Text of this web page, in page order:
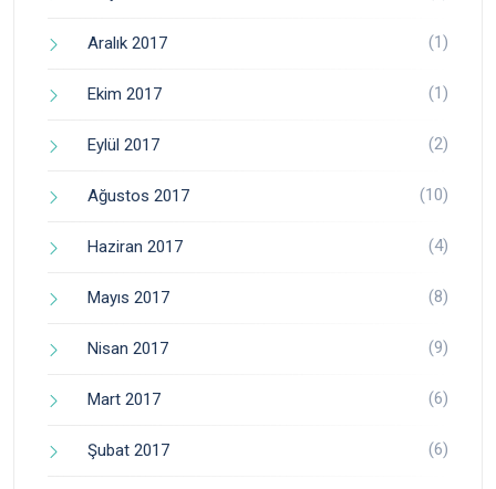
Aralık 2017 (1)
Ekim 2017 (1)
Eylül 2017 (2)
Ağustos 2017 (10)
Haziran 2017 (4)
Mayıs 2017 (8)
Nisan 2017 (9)
Mart 2017 (6)
Şubat 2017 (6)